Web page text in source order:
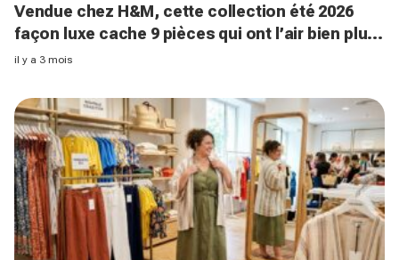
Vendue chez H&M, cette collection été 2026
façon luxe cache 9 pièces qui ont l’air bien plus
chères et pourraient disparaître dès ce week-
il y a 3 mois